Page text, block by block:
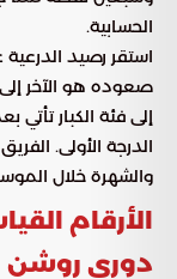
الحسابية.
استقر رصيد
صعوده هو الآخر
إلى فئة الكبار
الدرجة الأولى.
والشهرة خلال الموسم
الأرقام
دوري روشن